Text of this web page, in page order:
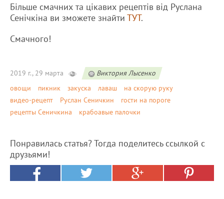
Більше смачних та цікавих рецептів від Руслана
Сенічкіна ви зможете знайти ТУТ.
Смачного!
2019 г., 29 марта
Виктория Лысенко
овощи
пикник закуска лаваш
на скорую руку
видео-рецепт
Руслан Сеничкин
гости на пороге
рецепты Сеничкина
крабоавые палочки
Понравилась статья? Тогда поделитесь ссылкой с
друзьями!